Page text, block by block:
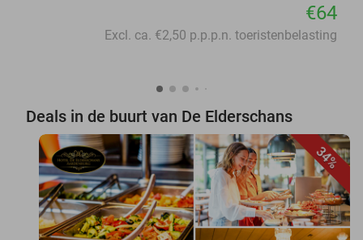
€64
Excl. ca. €2,50 p.p.p.n. toeristenbelasting
Deals in de buurt van De Elderschans
34%